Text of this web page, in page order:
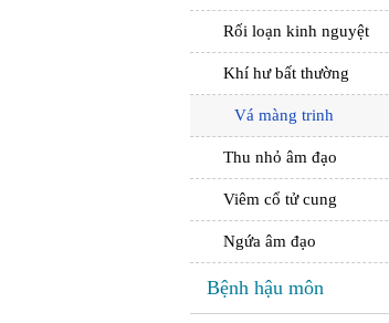
Rối loạn kinh nguyệt
Khí hư bất thường
Vá màng trinh
Thu nhỏ âm đạo
Viêm cổ tử cung
Ngứa âm đạo
Bệnh hậu môn